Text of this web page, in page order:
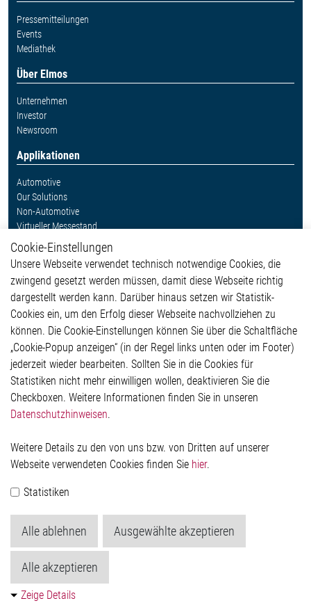
Pressemitteilungen
Events
Mediathek
Über Elmos
Unternehmen
Investor
Newsroom
Applikationen
Automotive
Our Solutions
Non-Automotive
Virtueller Messestand
Weitere Links
Glossar
Kontakt
Hinweisgeberschutzsystem
Impressum
Datenschutzerklärung
Cookie-Popup anzeigen
Elmos Semiconductor SE
Werkstättenstraße 18
Telefon: +49 (0) 2171 / 40 183-0
Handelsregister:
Köln HRB 123561
Cookie-Einstellungen
Unsere Webseite verwendet technisch notwendige Cookies, die
zwingend gesetzt werden müssen, damit diese Webseite richtig
dargestellt werden kann. Darüber hinaus setzen wir Statistik-
Cookies ein, um den Erfolg dieser Webseite nachvollziehen zu
können. Die Cookie-Einstellungen können Sie über die Schaltfläche
„Cookie-Popup anzeigen“ (in der Regel links unten oder im Footer)
jederzeit wieder bearbeiten. Sollten Sie in die Cookies für
Statistiken nicht mehr einwilligen wollen, deaktivieren Sie die
Checkboxen. Weitere Informationen finden Sie in unseren
Datenschutzhinweisen.
Weitere Details zu den von uns bzw. von Dritten auf unserer
Webseite verwendeten Cookies finden Sie hier.
Statistiken
Alle ablehnen Ausgewählte akzeptieren
Alle akzeptieren
Zeige Details